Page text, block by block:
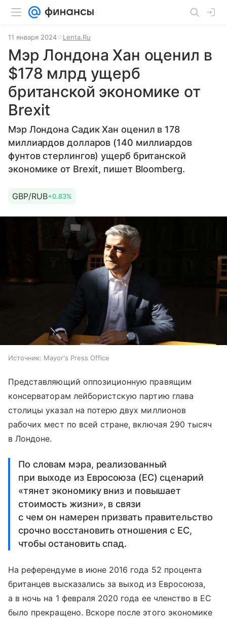
11 января 2024 Lenta.Ru
Мэр Лондона Хан оценил в
$178 млрд ущерб
британской экономике от
Brexit
Мэр Лондона Садик Хан оценил в 178
миллиардов долларов (140 миллиардов
фунтов стерлингов) ущерб британской
экономике от Brexit, пишет Bloomberg.
GBP/RUB+0.83%
Источник: Mayor's Press Office
Представляющий оппозиционную правящим
консерваторам лейбористскую партию глава
столицы указал на потерю двух миллионов
рабочих мест по всей стране, включая 290 тысяч
в Лондоне.
По словам мэра, реализованный
при выходе из Евросоюза (ЕС) сценарий
«тянет экономику вниз и повышает
стоимость жизни», в связи
с чем он намерен призвать правительство
срочно восстановить отношения с ЕС,
чтобы остановить спад.
На референдуме в июне 2016 года 52 процента
британцев высказались за выход из Евросоюза,
а в ночь на 1 февраля 2020 года ее членство в ЕС
было прекращено. Вскоре после этого экономике